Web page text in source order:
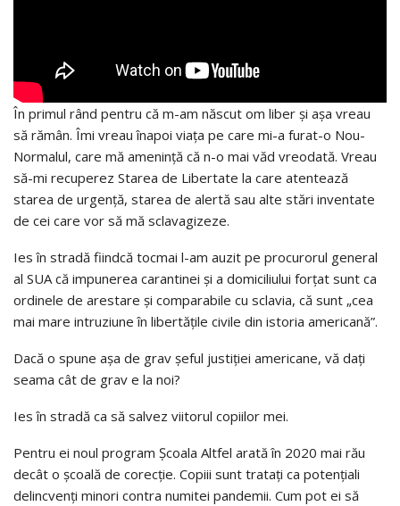
În primul rând pentru că m-am născut om liber și așa vreau
să rămân. Îmi vreau înapoi viața pe care mi-a furat-o Nou-
Normalul, care mă amenință că n-o mai văd vreodată. Vreau
să-mi recuperez Starea de Libertate la care atentează
starea de urgență, starea de alertă sau alte stări inventate
de cei care vor să mă sclavagizeze.
Ies în stradă fiindcă tocmai l-am auzit pe procurorul general
al SUA că impunerea carantinei și a domiciliului forțat sunt ca
ordinele de arestare și comparabile cu sclavia, că sunt „cea
mai mare intruziune în libertățile civile din istoria americană”.
Dacă o spune așa de grav șeful justiției americane, vă dați
seama cât de grav e la noi?
Ies în stradă ca să salvez viitorul copiilor mei.
Pentru ei noul program Școala Altfel arată în 2020 mai rău
decât o școală de corecție. Copiii sunt tratați ca potențiali
delincvenți minori contra numitei pandemii. Cum pot ei să